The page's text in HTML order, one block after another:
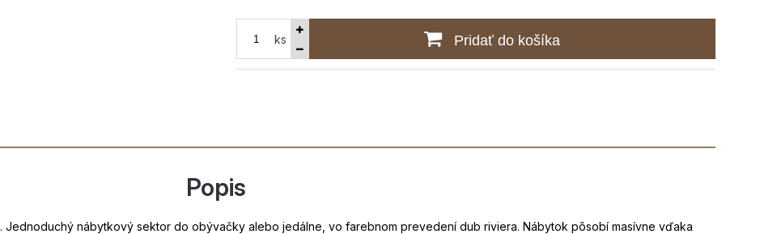
ks Pridať do košíka
Popis
. Jednoduchý nábytkový sektor do obývačky alebo jedálne, vo farebnom prevedení dub riviera. Nábytok pôsobí masívne vďaka